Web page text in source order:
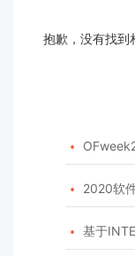
抱歉，没有找到

 2020软
 基于